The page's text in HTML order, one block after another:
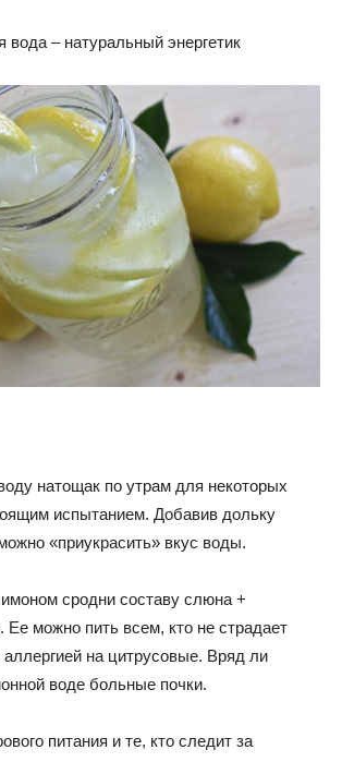
вода – натуральный энергетик
натощак по утрам для некоторых
испытанием. Добавив дольку
«приукрасить» вкус воды.
сродни составу слюна +
можно пить всем, кто не страдает
на цитрусовые. Вряд ли
воде больные почки.
питания и те, кто следит за